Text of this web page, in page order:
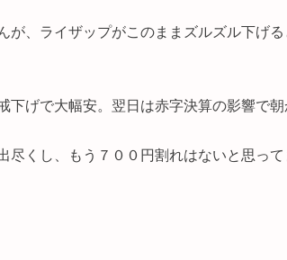
が、ライザップがこのままズルズル下げ
げで大幅安。翌日は赤字決算の影響で朝
尽くし、もう７００円割れはないと思っ